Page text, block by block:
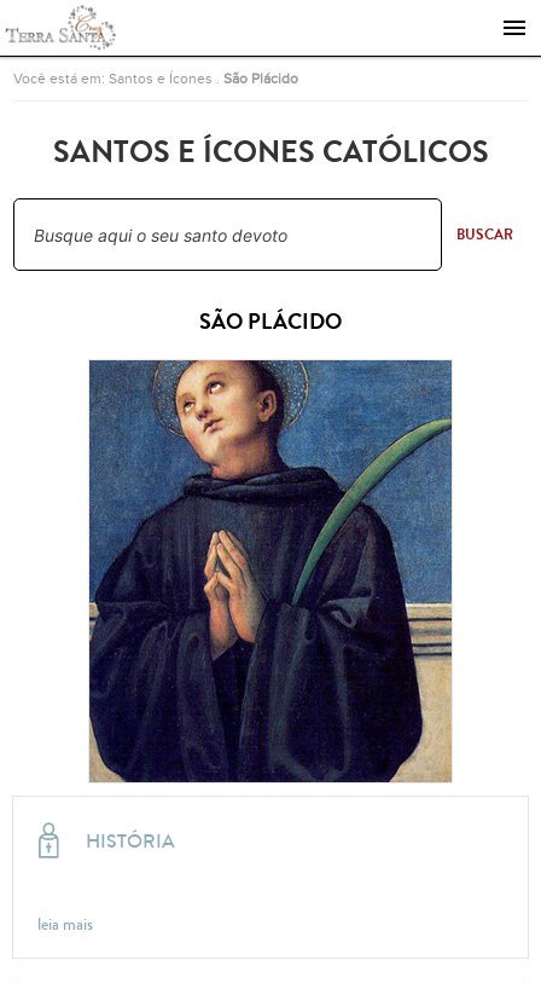
Ir para a página inicial
Você está em:Santos e Ícones .São Plácido
SANTOS E ÍCONES CATÓLICOS
BUSCAR
SÃO PLÁCIDO
HISTÓRIA
leia mais